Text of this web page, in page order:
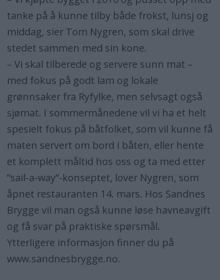
tanke på å kunne tilby både frokst, lunsj og
middag, sier Tom Nygren, som skal drive
stedet sammen med sin kone.
– Vi skal tilberede og servere sunn mat –
med fokus på godt lam og lokale
grønnsaker fra Ryfylke, men selvsagt også
sjømat. I sommermånedene vil vi ha et helt
spesielt fokus på båtfolket, som vil kunne få
maten servert om bord i båten, eller hente
et komplett måltid hos oss og ta med etter
”sail-a-way”-konseptet, lover Nygren, som
åpnet restauranten 14. mars. Hos Sandnes
Brygge vil man også kunne løse havneavgift
og få svar på praktiske spørsmål.
Ytterligere informasjon finner du på
www.sandnesbrygge.no.